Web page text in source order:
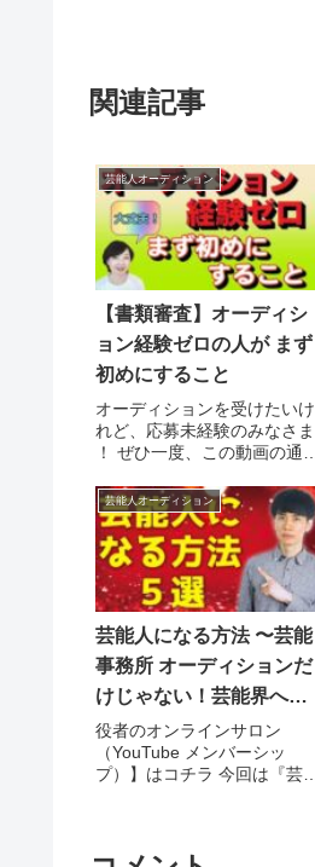
関連記事
芸能人オーディション
【書類審査】オーディシ
ョン経験ゼロの人が まず
初めにすること
オーディションを受けたいけ
れど、応募未経験のみなさま
！ ぜひ一度、この動画の通り
真について ...関連ツイート
芸能人オーディション
芸能人になる方法 〜芸能
事務所 オーディションだ
けじゃない！芸能界への
ルート５選〜
役者のオンラインサロン
（YouTube メンバーシッ
プ）】はコチラ 今回は『芸能